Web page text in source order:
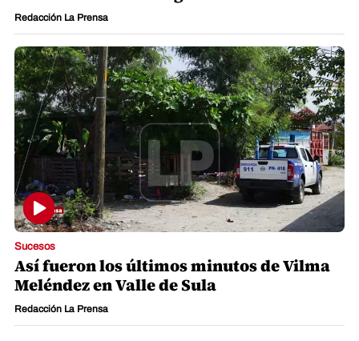
Redacción La Prensa
Sucesos
Así fueron los últimos minutos de Vilma
Meléndez en Valle de Sula
Redacción La Prensa